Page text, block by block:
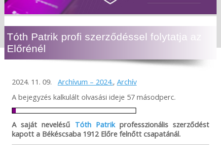
Tóth Patrik profi szerződéssel folytatja az
Előrénél
2024. 11. 09. Archívum – 2024., Archív
A bejegyzés kalkulált olvasási ideje 57 másodperc.
A saját nevelésű Tóth Patrikprofesszionális szerződést
kapott a Békéscsaba 1912 Előre felnőtt csapatánál.